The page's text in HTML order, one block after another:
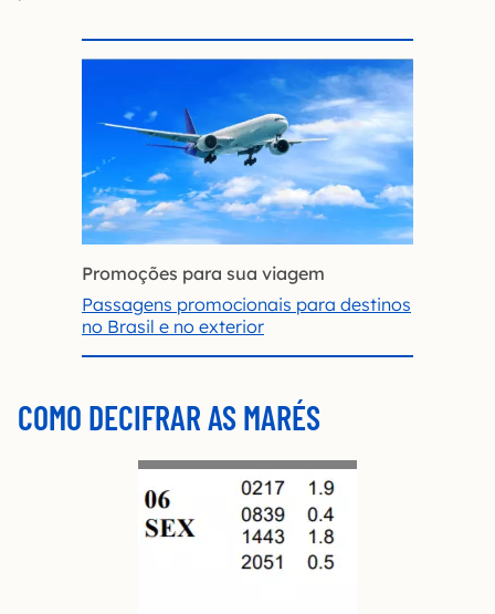
Promoções para sua viagem
Passagens promocionais para destinos
no Brasil e no exterior
COMO DECIFRAR AS MARÉS